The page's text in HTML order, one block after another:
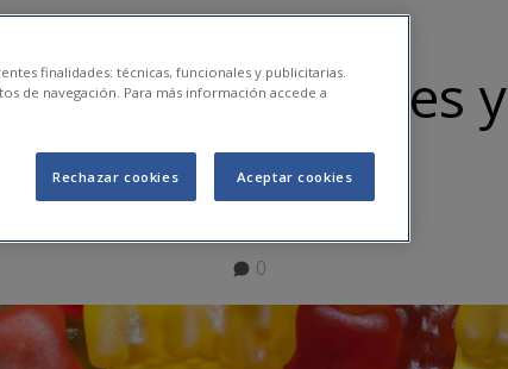
no saludables y
su consumo
0
finalidades: técnicas, funcionales y publicitarias.
de navegación. Para más información accede a
Rechazar cookies Aceptar cookies